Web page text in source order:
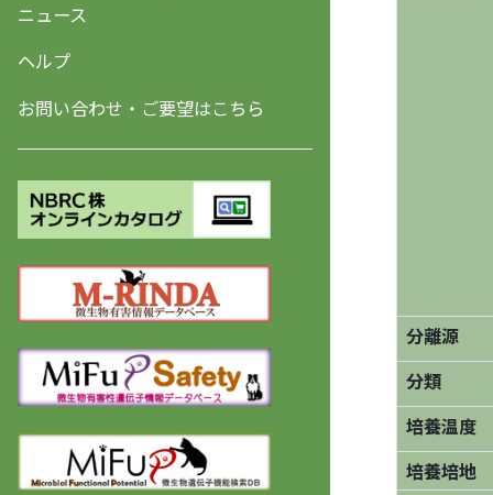
ニュース
ヘルプ
お問い合わせ・ご要望はこちら
分離源
分類
培養温度
培養培地